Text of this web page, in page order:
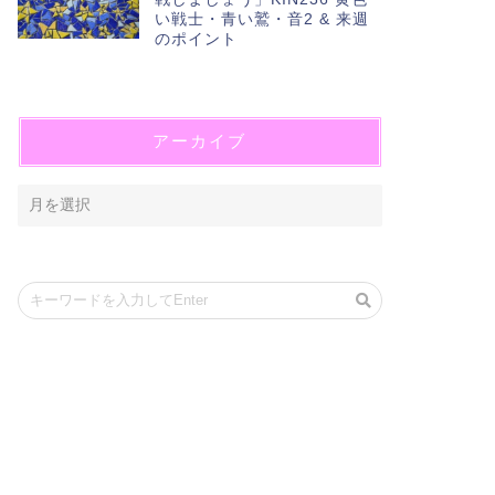
い戦士・青い鷲・音2 & 来週
のポイント
アーカイブ